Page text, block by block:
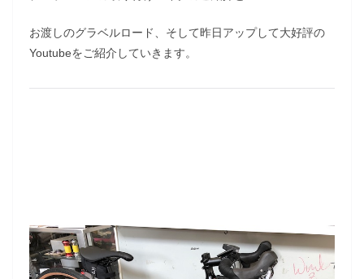
お渡しのグラベルロード、そして昨日アップして大好評の
Youtubeをご紹介していきます。